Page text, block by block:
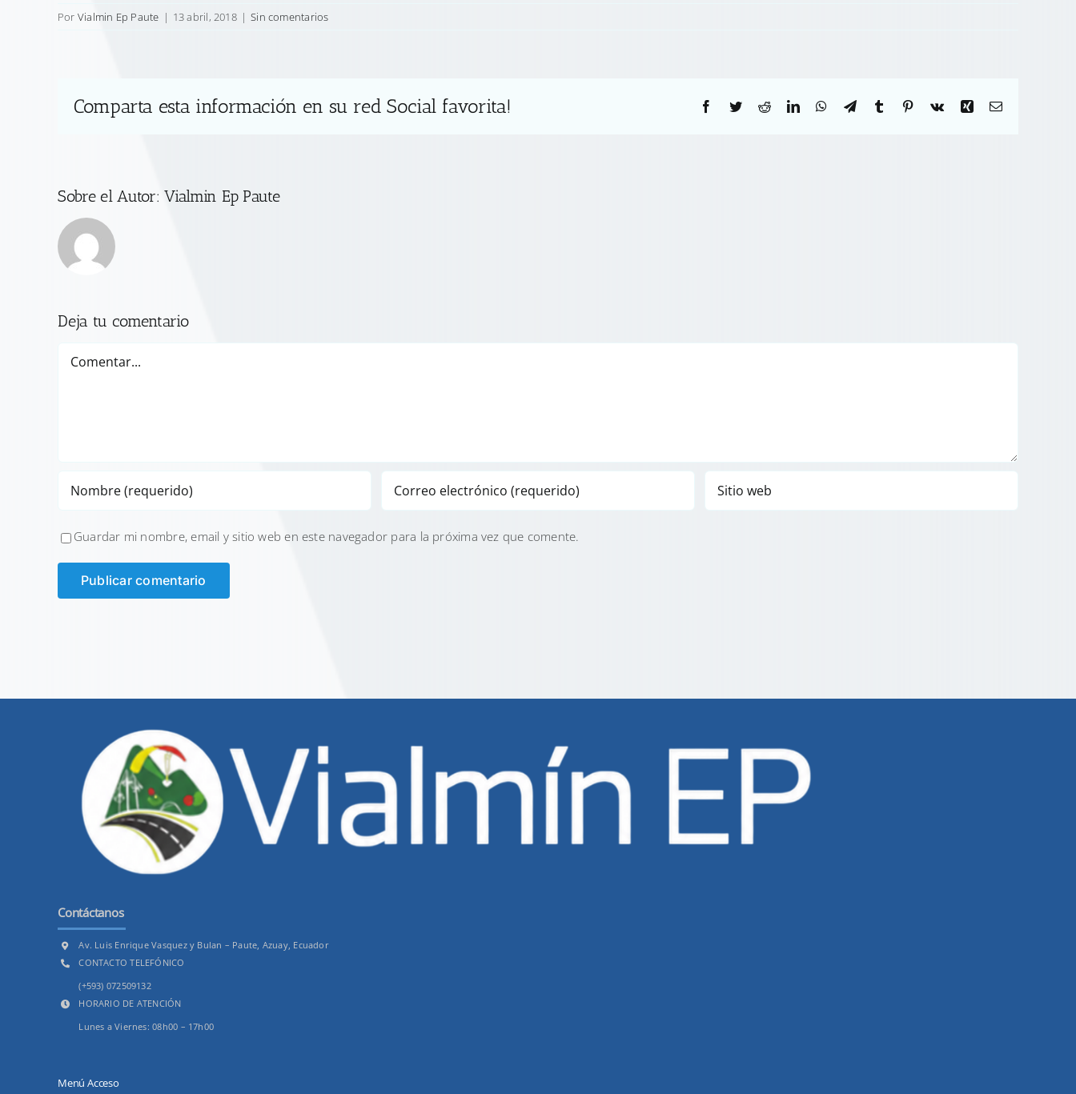
Por Vialmin Ep Paute | 13 abril, 2018 | Sin comentarios
Comparta esta información en su red Social favorita! Facebook
TwitterRedditLinkedInWhatsApp
TelegramTumblr Pinterest
Vk Xing Correo
Sobre el Autor:Vialmin Ep Paute
Deja tu comentario
Guardar mi nombre, email y sitio web en este navegador para la próxima vez que comente.
Contáctanos
Av. Luis Enrique Vasquez y Bulan – Paute, Azuay, Ecuador
CONTACTO TELEFÓNICO
(+593) 072509132
HORARIO DE ATENCIÓN
Lunes a Viernes: 08h00 – 17h00
Menú Acceso